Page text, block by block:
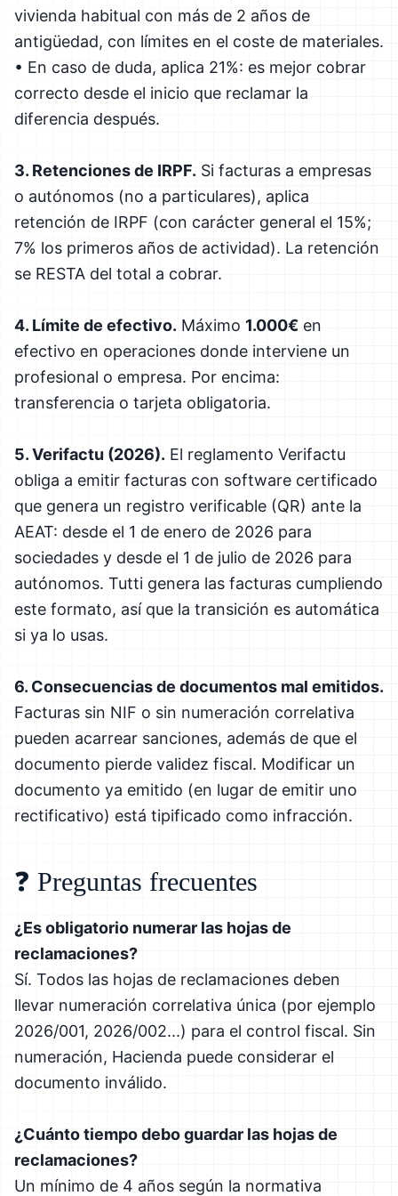
vivienda habitual con más de 2 años de
antigüedad, con límites en el coste de materiales.
• En caso de duda, aplica 21%: es mejor cobrar
correcto desde el inicio que reclamar la
diferencia después.
3. Retenciones de IRPF. Si facturas a empresas
o autónomos (no a particulares), aplica
retención de IRPF (con carácter general el 15%;
7% los primeros años de actividad). La retención
se RESTA del total a cobrar.
4. Límite de efectivo. Máximo 1.000€ en
efectivo en operaciones donde interviene un
profesional o empresa. Por encima:
transferencia o tarjeta obligatoria.
5. Verifactu (2026). El reglamento Verifactu
obliga a emitir facturas con software certificado
que genera un registro verificable (QR) ante la
AEAT: desde el 1 de enero de 2026 para
sociedades y desde el 1 de julio de 2026 para
autónomos. Tutti genera las facturas cumpliendo
este formato, así que la transición es automática
si ya lo usas.
6. Consecuencias de documentos mal emitidos.
Facturas sin NIF o sin numeración correlativa
pueden acarrear sanciones, además de que el
documento pierde validez fiscal. Modificar un
documento ya emitido (en lugar de emitir uno
rectificativo) está tipificado como infracción.
❓ Preguntas frecuentes
¿Es obligatorio numerar las hojas de
reclamaciones?
Sí. Todos las hojas de reclamaciones deben
llevar numeración correlativa única (por ejemplo
2026/001, 2026/002...) para el control fiscal. Sin
numeración, Hacienda puede considerar el
documento inválido.
¿Cuánto tiempo debo guardar las hojas de
reclamaciones?
Un mínimo de 4 años según la normativa